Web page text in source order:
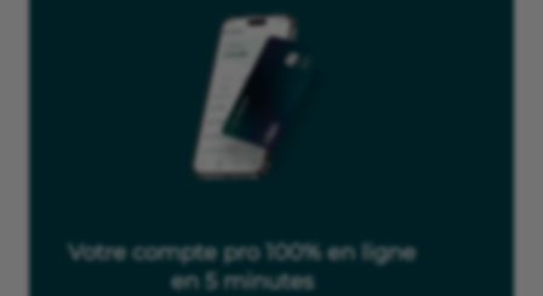
Votre compte pro 100% en ligne
en 5 minutes